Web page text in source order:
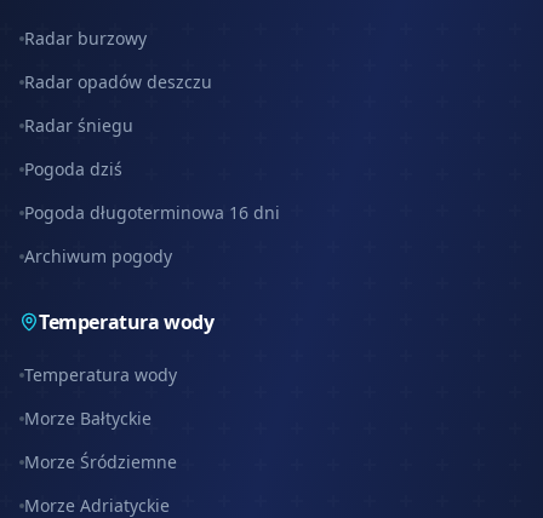
Radar burzowy
Radar opadów deszczu
Radar śniegu
Pogoda dziś
Pogoda długoterminowa 16 dni
Archiwum pogody
Temperatura wody
Temperatura wody
Morze Bałtyckie
Morze Śródziemne
Morze Adriatyckie